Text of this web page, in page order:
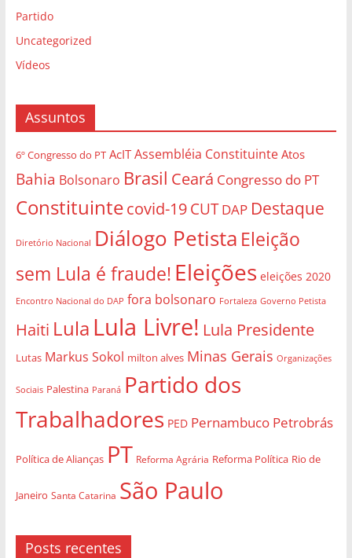
Partido
Uncategorized
Vídeos
Assuntos
6º Congresso do PT AcIT Assembléia Constituinte Atos
Bahia Bolsonaro Brasil Ceará Congresso do PT
Constituintecovid-19CUT DAP Destaque
Diretório Nacional Diálogo Petista Eleição
sem Lula é fraude! Eleições eleições 2020
Encontro Nacional do DAP fora bolsonaro Fortaleza Governo Petista
Haiti Lula Lula Livre! Lula Presidente
Lutas Markus Sokol milton alves Minas Gerais Organizações
Sociais Palestina Paraná Partido dos
Trabalhadores PED Pernambuco Petrobrás
Política de Alianças PT Reforma Agrária Reforma Política Rio de
Janeiro Santa Catarina São Paulo
Posts recentes